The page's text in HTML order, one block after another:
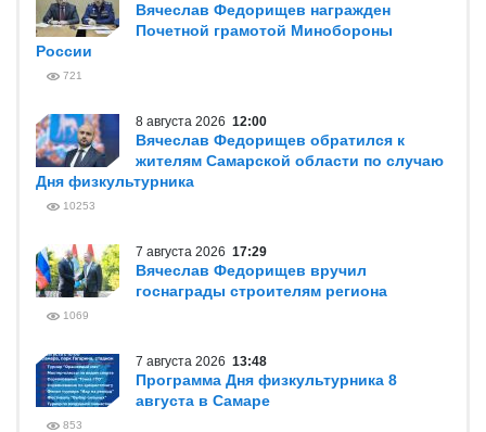
Вячеслав Федорищев награжден
Почетной грамотой Минобороны
России
721
8 августа 2026 12:00
Вячеслав Федорищев обратился к
жителям Самарской области по случаю
Дня физкультурника
10253
7 августа 2026 17:29
Вячеслав Федорищев вручил
госнаграды строителям региона
1069
7 августа 2026 13:48
Программа Дня физкультурника 8
августа в Самаре
853